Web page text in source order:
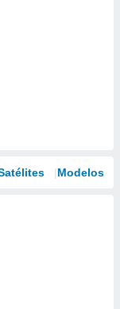
Modelos